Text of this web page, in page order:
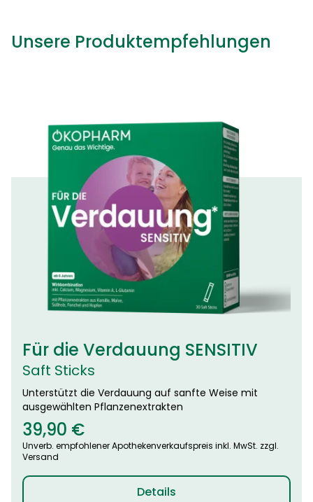
Unsere Produktempfehlungen
Für die Verdauung SENSITIV
Saft Sticks
Unterstützt die Verdauung auf sanfte Weise mit
ausgewählten Pflanzenextrakten
39,90 €
Unverb. empfohlener Apothekenverkaufspreis inkl. MwSt. zzgl.
Versand
Details